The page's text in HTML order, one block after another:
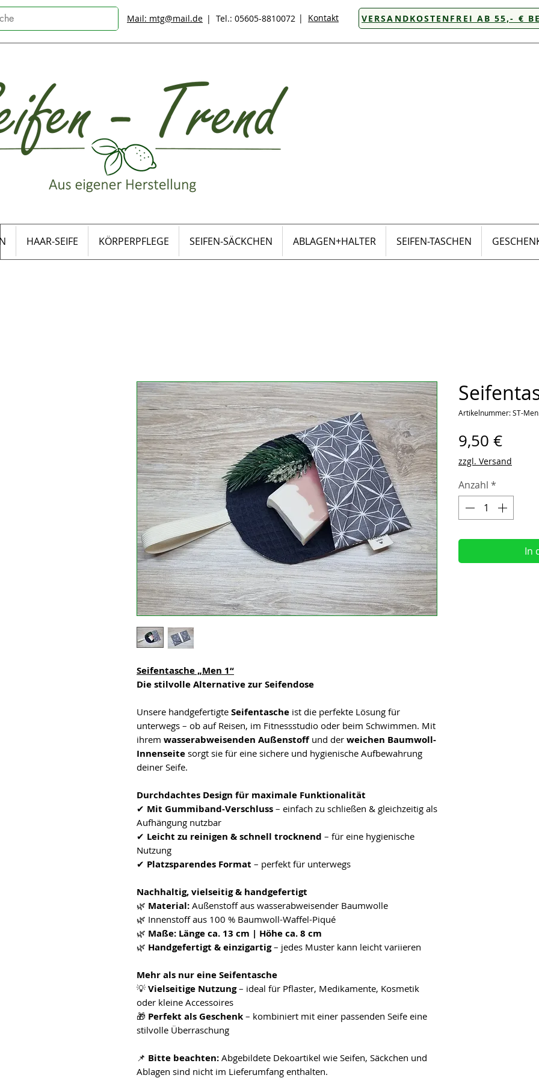
Mail: mtg@mail.de | Tel.: 05605-8810072 | Kontakt VERSANDKOSTENFREI AB 55,- €
HAAR-SEIFE KÖRPERPFLEGE SEIFEN-SÄCKCHEN ABLAGEN+HALTER SEIFEN-TASCHEN
Seifentasche „Men 1“
Die stilvolle Alternative zur Seifendose
Unsere handgefertigte Seifentasche ist die perfekte Lösung für
unterwegs – ob auf Reisen, im Fitnessstudio oder beim Schwimmen. Mit
ihrem wasserabweisenden Außenstoffund der weichen Baumwoll-
Innenseite sorgt sie für eine sichere und hygienische Aufbewahrung
deiner Seife.
Durchdachtes Design für maximale Funktionalität
✔ Mit Gummiband-Verschluss – einfach zu schließen & gleichzeitig als
Aufhängung nutzbar
✔ Leicht zu reinigen & schnell trocknend – für eine hygienische
Nutzung
✔ Platzsparendes Format – perfekt für unterwegs
Nachhaltig, vielseitig & handgefertigt
🌿 Material: Außenstoff aus wasserabweisender Baumwolle
🌿 Innenstoff aus 100 % Baumwoll-Waffel-Piqué
🌿 Maße: Länge ca. 13 cm | Höhe ca. 8 cm
🌿 Handgefertigt & einzigartig– jedes Muster kann leicht variieren
Mehr als nur eine Seifentasche
💡 Vielseitige Nutzung– ideal für Pflaster, Medikamente, Kosmetik
oder kleine Accessoires
🎁 Perfekt als Geschenk – kombiniert mit einer passenden Seife eine
stilvolle Überraschung
📌 Bitte beachten: Abgebildete Dekoartikel wie Seifen, Säckchen und
Ablagen sind nicht im Lieferumfang enthalten.
Artikelnummer: ST-
9,50 €Preis
zzgl. Versand
Anzahl *
In